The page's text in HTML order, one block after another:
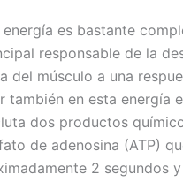
es bastante
responsable de la
del músculo a una
también en esta energía
dos productos
de adenosina (ATP)
2 segundos